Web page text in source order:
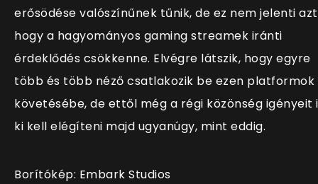
erősödése valószínűnek tűnik, de ez nem jelenti
hogy a hagyományos gaming streamek iránti
érdeklődés csökkenne. Elvégre látszik, hogy egyre
több és több néző csatlakozik be ezen platformok
követésébe, de ettől még a régi közönség igényeit
ki kell elégíteni majd ugyanúgy, mint eddig.
Borítókép: Embark Studios